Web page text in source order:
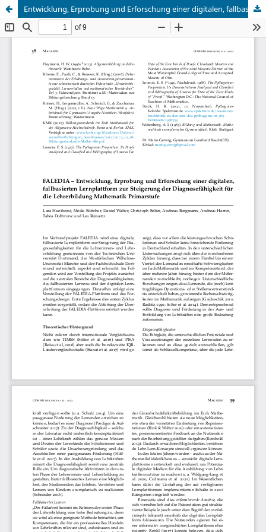
Entwicklung, Erprobung und Erforschung einer digitalen, fallbasierten Lernplattform zur Steigerung der Diagnosefähigkeit für die Lehrerbildung Mathematik Primarstufe